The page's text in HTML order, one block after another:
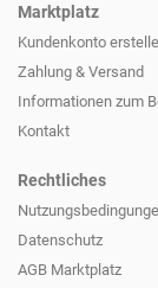
Marktplatz
Kundenkonto
Zahlung & Versand
Informationen zum
Kontakt
Rechtliches
Datenschutz
AGB Marktplatz